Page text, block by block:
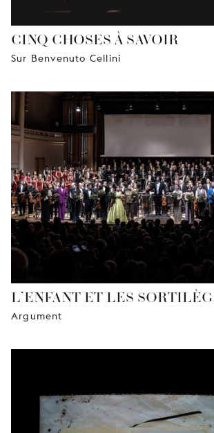
CINQ CHOSES À SAVOIR
Sur Benvenuto Cellini
L’ENFANT ET LES
Argument